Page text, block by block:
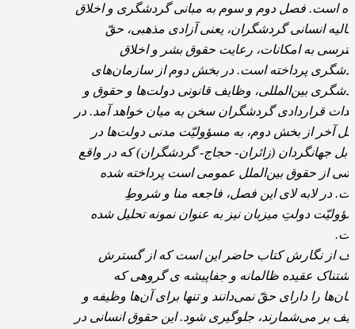
است. فصل دوم و سوم به مبانی گردشگری و اخلاق
انسانی گردشگران، یعنی آزادی مذهبی، حقّ
به امکانات، رعایت حقوق بشر و اخلاق
پرداخته است. در بخش دوم از سازمان‌های
بین‌المللی، وظایف قانونی دولت‌ها و حقوق و
قراردادی گردشگران سخن به میان خواهد آمد. در
آخر از بخش دوم، به مسؤولیّت مدنی دولت‌ها در
جهانگردان (زائران- حجاج- گردشگران) که در واقع
از حقوق بین‌الملل عمومی است پرداخته شده
در لابه لای این فصل، فاجعه منا و شروطِ
دولتِ میزبان نیز به عنوان نمونه تحلیل شده
از نگارش کتاب حاضر این است که از گسترش
عقیده ظالمانه و جفاپیشه ی گروهی که
را دارای حقّ نمی‌دانند و تنها برای آن‌ها وظیفه و
بر می‌شمارند، جلوگیری شود. این حقوق انسانی در